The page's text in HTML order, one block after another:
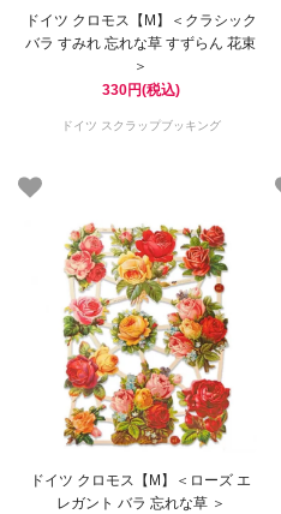
ドイツ クロモス【M】＜クラシック
バラ すみれ 忘れな草 すずらん 花束
＞
330円(税込)
ドイツ スクラップブッキング
ドイツ クロモス【M】＜ローズ エ
レガント バラ 忘れな草 ＞